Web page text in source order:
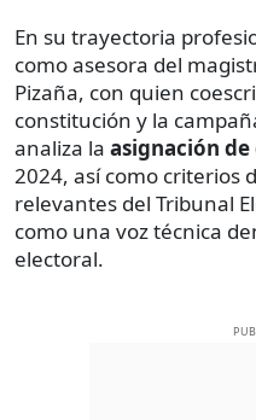
En su trayectoria
como asesora del
Pizaña, con quien
constitución y la
analiza la asignación
2024, así como criterios
relevantes del Tribunal
como una voz técnica
electoral.